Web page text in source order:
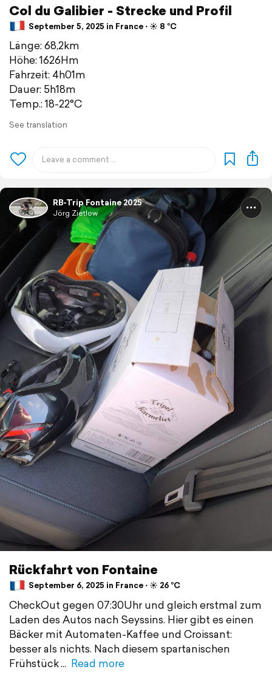
Col du Galibier - Strecke und Profil
September 5, 2025 in France ⋅ ☀️ 8 °C
Länge: 68,2km
Höhe: 1626Hm
Fahrzeit: 4h01m
Dauer: 5h18m
Temp.: 18-22°C
See translation
RB-Trip Fontaine 2025
Jörg Zietlow
Rückfahrt von Fontaine
September 6, 2025 in France ⋅ ☀️ 26 °C
CheckOut gegen 07:30Uhr und gleich erstmal zum
Laden des Autos nach Seyssins. Hier gibt es einen
Bäcker mit Automaten-Kaffee und Croissant:
besser als nichts. Nach diesem spartanischen
Frühstück
Read more